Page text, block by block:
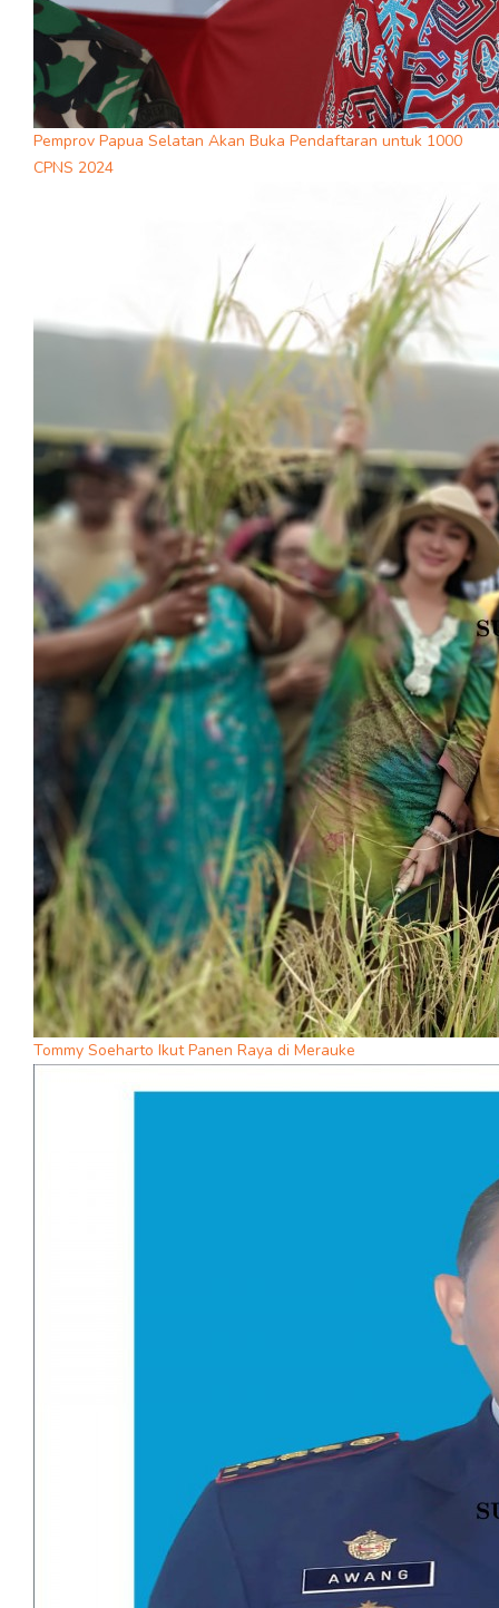
Pemprov Papua Selatan Akan Buka Pendaftaran untuk 1000
CPNS 2024
Tommy Soeharto Ikut Panen Raya di Merauke